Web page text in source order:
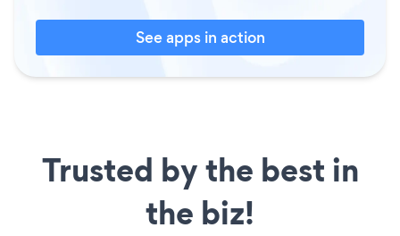
See apps in action
Trusted by the best in
the biz!